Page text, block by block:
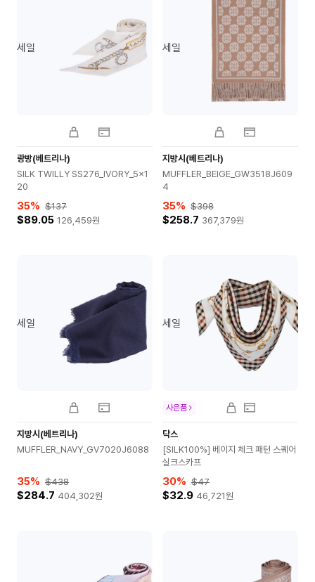
세일
랑방(베트리나)
SILK TWILLY SS276_IVORY_5x1
20
35% $137
$89.05 126,459원
세일
지방시(베트리나)
MUFFLER_BEIGE_GW3518J609
4
35% $398
$258.7 367,379원
세일
지방시(베트리나)
MUFFLER_NAVY_GV7020J6088
35% $438
$284.7 404,302원
세일
닥스
[SILK100%] 베이지 체크 패턴 스퀘어
실크스카프
30% $47
$32.9 46,721원
사은품